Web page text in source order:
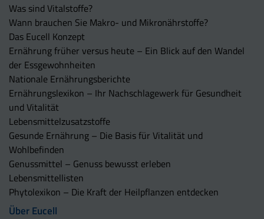
Was sind Vitalstoffe?
Wann brauchen Sie Makro- und Mikronährstoffe?
Das Eucell Konzept
Ernährung früher versus heute – Ein Blick auf den Wandel
der Essgewohnheiten
Nationale Ernährungsberichte
Ernährungslexikon – Ihr Nachschlagewerk für Gesundheit
und Vitalität
Lebensmittelzusatzstoffe
Gesunde Ernährung – Die Basis für Vitalität und
Wohlbefinden
Genussmittel – Genuss bewusst erleben
Lebensmittellisten
Phytolexikon – Die Kraft der Heilpflanzen entdecken
Über Eucell